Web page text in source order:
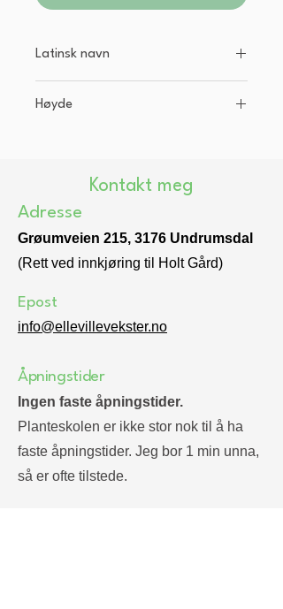
Latinsk navn
Høyde
Kontakt meg
Adresse
Grøumveien 215, 3176 Undrumsdal
(Rett ved innkjøring til Holt Gård)
Epost
info@ellevillevekster.no
Åpningstider
Ingen faste åpningstider.
Planteskolen er ikke stor nok til å ha
faste åpningstider. Jeg bor 1 min unna,
så er ofte tilstede.